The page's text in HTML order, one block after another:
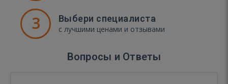
3 Выбери специалиста
с лучшими ценами и отзывами
Вопросы и Ответы